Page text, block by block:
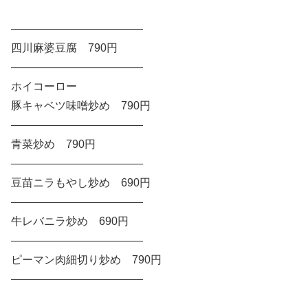
————————————
四川麻婆豆腐 790円
————————————
ホイコーロー
豚キャベツ味噌炒め 790円
————————————
青菜炒め 790円
————————————
豆苗ニラもやし炒め 690円
————————————
牛レバニラ炒め 690円
————————————
ピーマン肉細切り炒め 790円
————————————